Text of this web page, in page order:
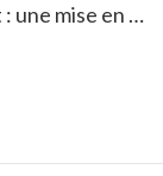
une mise en …